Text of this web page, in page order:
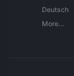
Deutsch
More...